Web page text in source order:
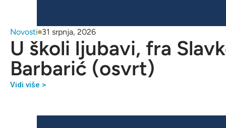
Novosti 31 srpnja, 2026
U školi ljubavi, fra
Barbarić (osvrt)
Vidi više >